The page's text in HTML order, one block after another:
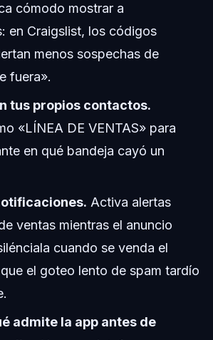
cómodo mostrar a
en Craigslist, los códigos
menos sospechas de
fuera».
tus propios contactos.
«LÍNEA DE VENTAS» para
en qué bandeja cayó un
Activa alertas
ventas mientras el anuncio
cuando se venda el
el goteo lento de spam tardío
admite la app antes de